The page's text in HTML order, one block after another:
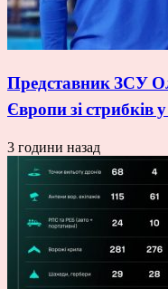
Представник ЗСУ
Європи зі стрибків
3 години назад